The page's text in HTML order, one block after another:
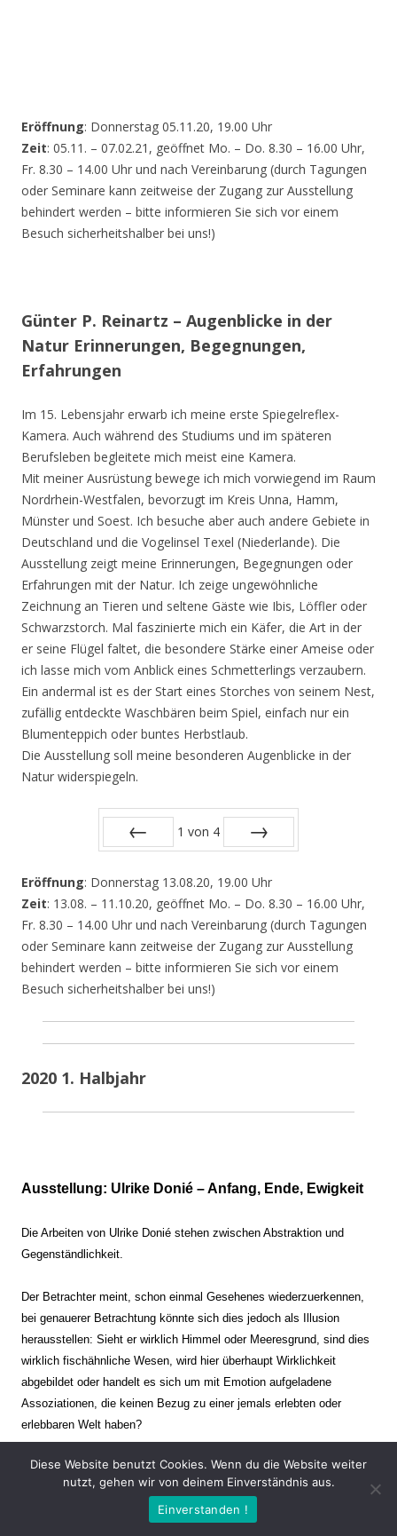
Eröffnung: Donnerstag 05.11.20, 19.00 Uhr
Zeit: 05.11. – 07.02.21, geöffnet Mo. – Do. 8.30 – 16.00 Uhr,
Fr. 8.30 – 14.00 Uhr und nach Vereinbarung (durch Tagungen
oder Seminare kann zeitweise der Zugang zur Ausstellung
behindert werden – bitte informieren Sie sich vor einem
Besuch sicherheitshalber bei uns!)
Günter P. Reinartz – Augenblicke in der
Natur Erinnerungen, Begegnungen,
Erfahrungen
Im 15. Lebensjahr erwarb ich meine erste Spiegelreflex-
Kamera. Auch während des Studiums und im späteren
Berufsleben begleitete mich meist eine Kamera.
Mit meiner Ausrüstung bewege ich mich vorwiegend im Raum
Nordrhein-Westfalen, bevorzugt im Kreis Unna, Hamm,
Münster und Soest. Ich besuche aber auch andere Gebiete in
Deutschland und die Vogelinsel Texel (Niederlande). Die
Ausstellung zeigt meine Erinnerungen, Begegnungen oder
Erfahrungen mit der Natur. Ich zeige ungewöhnliche
Zeichnung an Tieren und seltene Gäste wie Ibis, Löffler oder
Schwarzstorch. Mal faszinierte mich ein Käfer, die Art in der
er seine Flügel faltet, die besondere Stärke einer Ameise oder
ich lasse mich vom Anblick eines Schmetterlings verzaubern.
Ein andermal ist es der Start eines Storches von seinem Nest,
zufällig entdeckte Waschbären beim Spiel, einfach nur ein
Blumenteppich oder buntes Herbstlaub.
Die Ausstellung soll meine besonderen Augenblicke in der
Natur widerspiegeln.
1 von 4
Eröffnung: Donnerstag 13.08.20, 19.00 Uhr
Zeit: 13.08. – 11.10.20, geöffnet Mo. – Do. 8.30 – 16.00 Uhr,
Fr. 8.30 – 14.00 Uhr und nach Vereinbarung (durch Tagungen
oder Seminare kann zeitweise der Zugang zur Ausstellung
behindert werden – bitte informieren Sie sich vor einem
Besuch sicherheitshalber bei uns!)
2020 1. Halbjahr
Ausstellung: Ulrike Donié – Anfang, Ende, Ewigkeit
Die Arbeiten von Ulrike Donié stehen zwischen Abstraktion und
Gegenständlichkeit.
Der Betrachter meint, schon einmal Gesehenes wiederzuerkennen,
bei genauerer Betrachtung könnte sich dies jedoch als Illusion
herausstellen: Sieht er wirklich Himmel oder Meeresgrund, sind dies
wirklich fischähnliche Wesen, wird hier überhaupt Wirklichkeit
abgebildet oder handelt es sich um mit Emotion aufgeladene
Assoziationen, die keinen Bezug zu einer jemals erlebten oder
erlebbaren Welt haben?
Verharren und Dynamik stehen sich dabei gegenüber. Zeit steht still
oder verrinnt im Nu. Es soll dabei eine Spannung, auch farblich, bis
zur Schmerzgrenze erzeugt werden. Die Arbeiten stellen ambivalente
Diese Website benutzt Cookies. Wenn du die Website weiter
nutzt, gehen wir von deinem Einverständnis aus.
Einverstanden !